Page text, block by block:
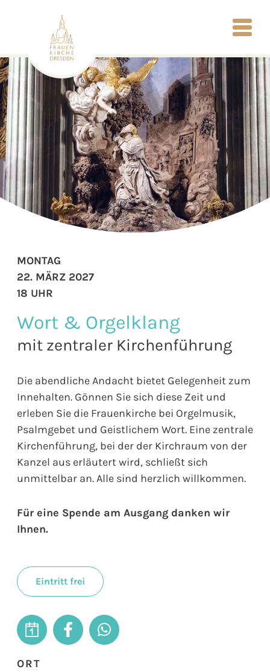
Wort & Orgelklang
mit zentraler Kirchenführung
Die abendliche Andacht bietet Gelegenheit zum
Innehalten. Gönnen Sie sich diese Zeit und
erleben Sie die Frauenkirche bei Orgelmusik,
Psalmgebet und Geistlichem Wort. Eine zentrale
Kirchenführung, bei der der Kirchraum von der
Kanzel aus erläutert wird, schließt sich
unmittelbar an. Alle sind herzlich willkommen.
Für eine Spende am Ausgang danken wir
Ihnen.
Eintritt frei
MONTAG
22. MÄRZ 2027
18 UHR
ORT